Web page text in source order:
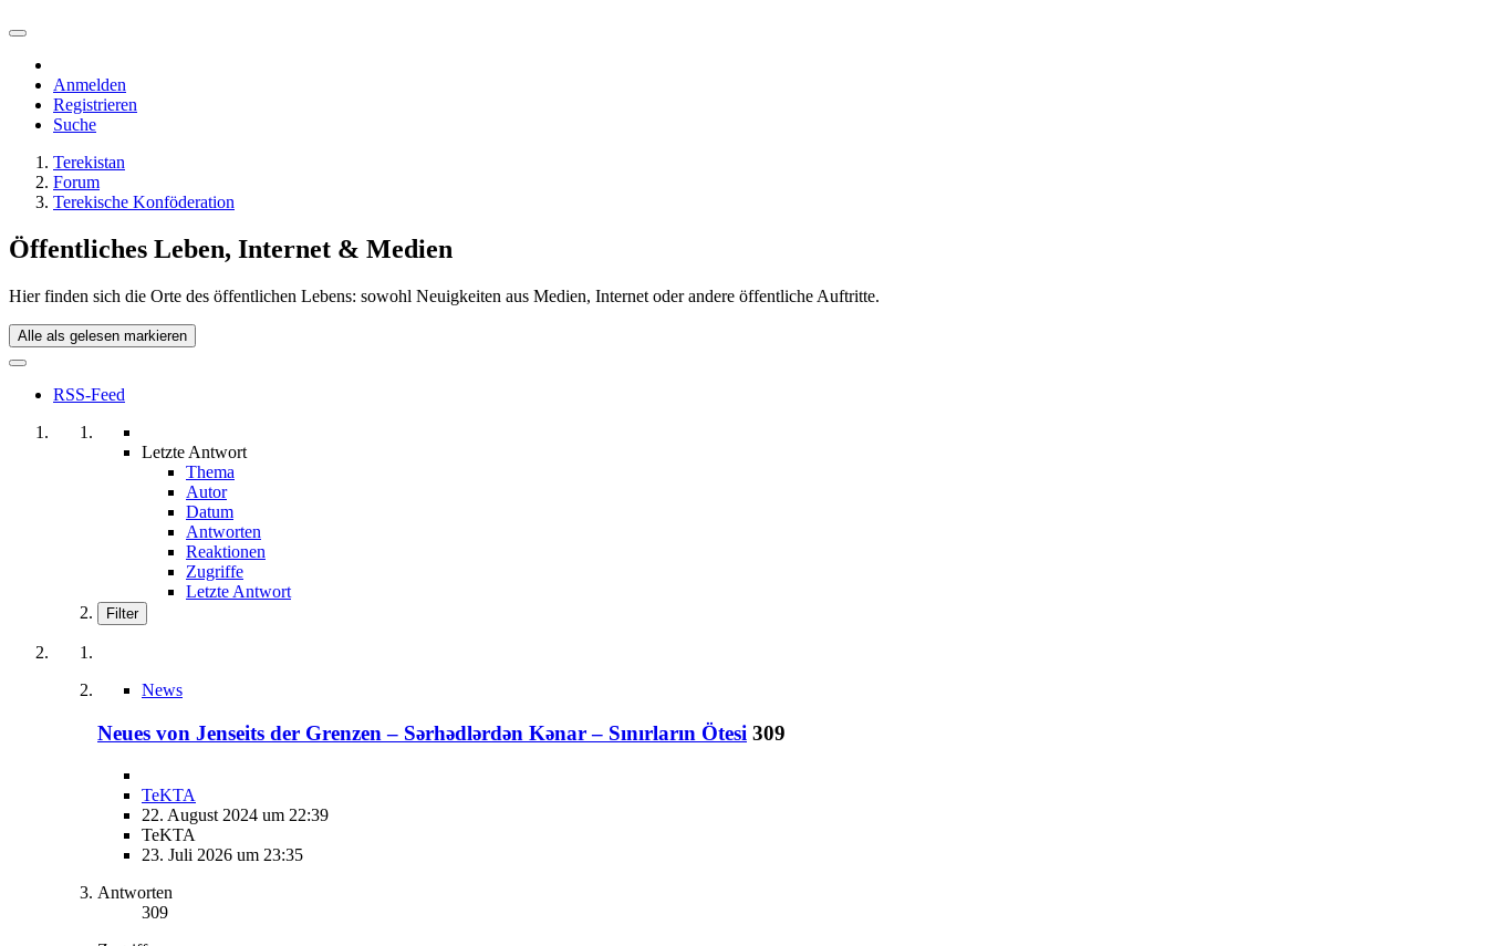
Anmelden
Registrieren
Suche
Terekistan
Forum
Terekische Konföderation
Öffentliches Leben, Internet & Medien
Hier finden sich die Orte des öffentlichen Lebens: sowohl Neuigkeiten aus Medien, Internet oder andere öffentliche Auftritte.
Alle als gelesen markieren
RSS-Feed
Letzte Antwort
Thema
Autor
Datum
Antworten
Reaktionen
Zugriffe
Letzte Antwort
Filter
News
Neues von Jenseits der Grenzen – Sərhədlərdən Kənar – Sınırların Ötesi 309
TeKTA
22. August 2024 um 22:39
TeKTA
23. Juli 2026 um 23:35
Antworten
309